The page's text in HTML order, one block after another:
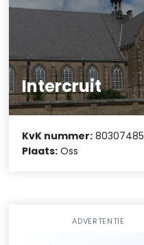
Intercruit
KvK nummer: 80307485
Plaats: Oss
ADVERTENTIE